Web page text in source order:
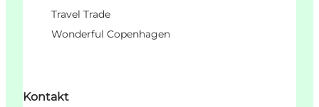
Travel Trade
Wonderful Copenhagen
Kontakt